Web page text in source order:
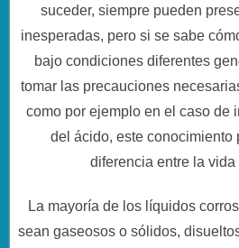
suceder, siempre pueden
inesperadas, pero si se sabe
bajo condiciones diferentes
tomar las precauciones
como por ejemplo en el caso de
del ácido, este conocimiento
diferencia entre la vida
La mayoría de los líquidos
sean gaseosos o sólidos,